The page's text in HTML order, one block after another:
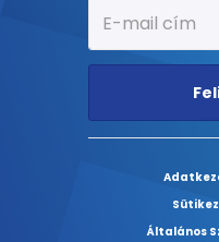
Általános